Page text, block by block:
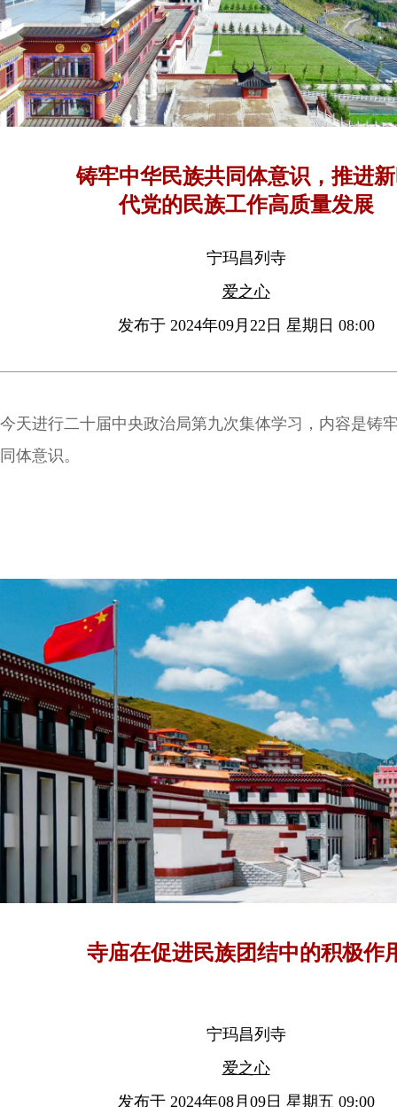
铸牢中华民族共同体意识，推进
代党的民族工作高质量发展
宁玛昌列寺
爱之心
发布于 2024年09月22日 星期日 08:00
今天进行二十届中央政治局第九次集体学习，内容是铸
同体意识。
寺庙在促进民族团结中的积极作
宁玛昌列寺
爱之心
发布于 2024年08月09日 星期五 09:00